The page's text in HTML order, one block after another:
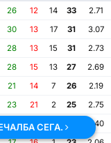
26 12 14 33
2.71
30 13 17 31
3.07
28 13 15 31
2.73
28 15 13 27
2.69
21 14 7 26
2.19
23 21 2 25
2.75
23 13 10 23
2.40
СЕГА.